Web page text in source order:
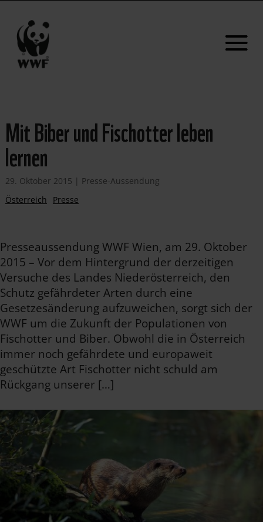
Mit Biber und Fischotter leben
lernen
29. Oktober 2015 | Presse-Aussendung
Österreich
Presse
Presseaussendung WWF Wien, am 29. Oktober
2015 – Vor dem Hintergrund der derzeitigen
Versuche des Landes Niederösterreich, den
Schutz gefährdeter Arten durch eine
Gesetzesänderung aufzuweichen, sorgt sich der
WWF um die Zukunft der Populationen von
Fischotter und Biber. Obwohl die in Österreich
immer noch gefährdete und europaweit
geschützte Art Fischotter nicht schuld am
Rückgang unserer […]